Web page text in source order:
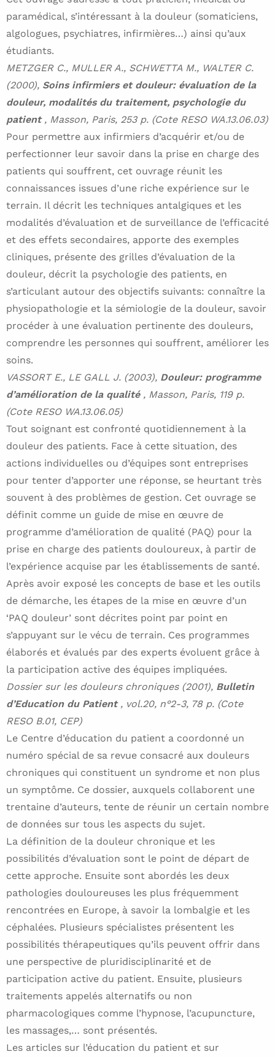
paramédical, s’intéressant à la douleur (somaticiens,
algologues, psychiatres, infirmières…) ainsi qu’aux
étudiants.
METZGER C., MULLER A., SCHWETTA M., WALTER C.
(2000), Soins infirmiers et douleur: évaluation de la
douleur, modalités du traitement, psychologie du
patient , Masson, Paris, 253 p. (Cote RESO WA.13.06.03)
Pour permettre aux infirmiers d’acquérir et/ou de
perfectionner leur savoir dans la prise en charge des
patients qui souffrent, cet ouvrage réunit les
connaissances issues d’une riche expérience sur le
terrain. Il décrit les techniques antalgiques et les
modalités d’évaluation et de surveillance de l’efficacité
et des effets secondaires, apporte des exemples
cliniques, présente des grilles d’évaluation de la
douleur, décrit la psychologie des patients, en
s’articulant autour des objectifs suivants: connaître la
physiopathologie et la sémiologie de la douleur, savoir
procéder à une évaluation pertinente des douleurs,
comprendre les personnes qui souffrent, améliorer les
soins.
VASSORT E., LE GALL J. (2003), Douleur: programme
d’amélioration de la qualité , Masson, Paris, 119 p.
(Cote RESO WA.13.06.05)
Tout soignant est confronté quotidiennement à la
douleur des patients. Face à cette situation, des
actions individuelles ou d’équipes sont entreprises
pour tenter d’apporter une réponse, se heurtant très
souvent à des problèmes de gestion. Cet ouvrage se
définit comme un guide de mise en œuvre de
programme d’amélioration de qualité (PAQ) pour la
prise en charge des patients douloureux, à partir de
l’expérience acquise par les établissements de santé.
Après avoir exposé les concepts de base et les outils
de démarche, les étapes de la mise en œuvre d’un
‘PAQ douleur’ sont décrites point par point en
s’appuyant sur le vécu de terrain. Ces programmes
élaborés et évalués par des experts évoluent grâce à
la participation active des équipes impliquées.
Dossier sur les douleurs chroniques (2001), Bulletin
d’Education du Patient , vol.20, n°2-3, 78 p. (Cote
RESO B.01, CEP)
Le Centre d’éducation du patient a coordonné un
numéro spécial de sa revue consacré aux douleurs
chroniques qui constituent un syndrome et non plus
un symptôme. Ce dossier, auxquels collaborent une
trentaine d’auteurs, tente de réunir un certain nombre
de données sur tous les aspects du sujet.
La définition de la douleur chronique et les
possibilités d’évaluation sont le point de départ de
cette approche. Ensuite sont abordés les deux
pathologies douloureuses les plus fréquemment
rencontrées en Europe, à savoir la lombalgie et les
céphalées. Plusieurs spécialistes présentent les
possibilités thérapeutiques qu’ils peuvent offrir dans
une perspective de pluridisciplinarité et de
participation active du patient. Ensuite, plusieurs
traitements appelés alternatifs ou non
pharmacologiques comme l’hypnose, l’acupuncture,
les massages,… sont présentés.
Les articles sur l’éducation du patient et sur